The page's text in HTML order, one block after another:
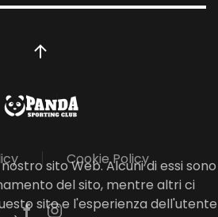
Cookie Policy
sito Web. Alcuni di essi sono
del sito, mentre altri ci
sito e l'esperienza dell'utente